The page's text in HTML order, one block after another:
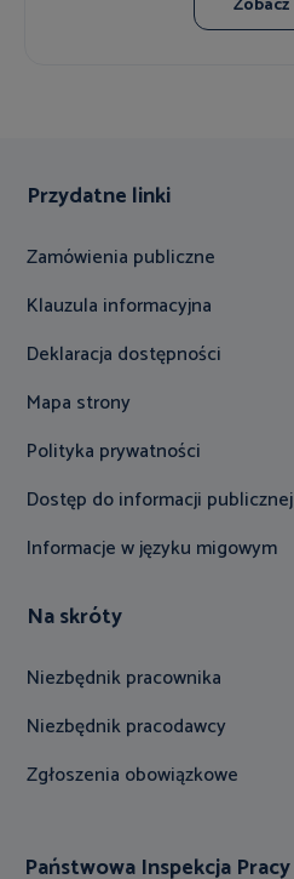
Przydatne linki
Zamówienia publiczne
Klauzula informacyjna
Deklaracja dostępności
Mapa strony
Polityka prywatności
Dostęp do informacji publicznej
Informacje w języku migowym
Na skróty
Niezbędnik pracownika
Niezbędnik pracodawcy
Zgłoszenia obowiązkowe
Państwowa Inspekcja Pracy